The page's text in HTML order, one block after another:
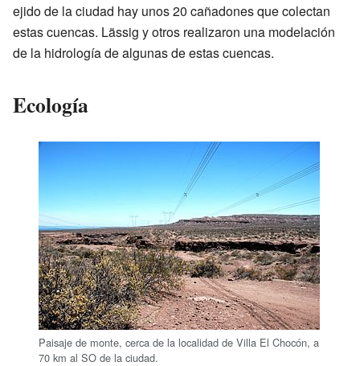
ejido de la ciudad hay unos 20 cañadones que colectan
estas cuencas. Lässig y otros realizaron una modelación
de la hidrología de algunas de estas cuencas.
Ecología
Paisaje de monte, cerca de la localidad de Villa El Chocón, a
70 km al SO de la ciudad.